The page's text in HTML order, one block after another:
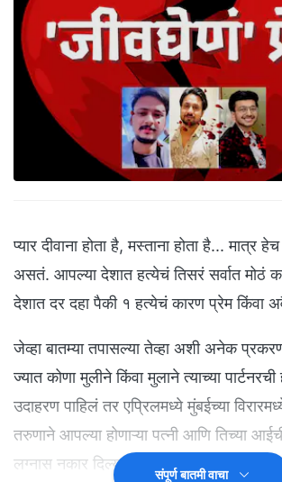
प्यार दीवाना होता है, मस्ताना होता है... मात्र
असतं. आपल्या देशात हत्येचं तिसरं सर्वात मोठं
देशात दर दहा पैकी १ हत्येचं कारण प्रेम
जेव्हा बातम्या तपासल्या तेव्हा अशी अनेक
ज्यात कोणा मुलीने किंवा मुलाने त्याच्या
उदाहरण पाहिलं तर एप्रिलमध्ये मुंबईच्या
तरुणाने आपल्या होणाऱ्या पत्नी आणि तिच्या
लग्नास नकार दिल्यामुळे त्याने दोघींची हत्या केली.
संपूर्ण बातमी वाचा